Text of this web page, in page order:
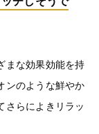
まな効果効能を持
ンのような鮮やか
さらによきリラッ